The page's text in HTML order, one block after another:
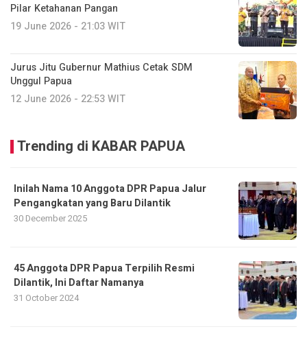
Pilar Ketahanan Pangan
19 June 2026 - 21:03 WIT
Jurus Jitu Gubernur Mathius Cetak SDM
Unggul Papua
12 June 2026 - 22:53 WIT
Trending di KABAR PAPUA
Inilah Nama 10 Anggota DPR Papua Jalur
Pengangkatan yang Baru Dilantik
30 December 2025
45 Anggota DPR Papua Terpilih Resmi
Dilantik, Ini Daftar Namanya
31 October 2024